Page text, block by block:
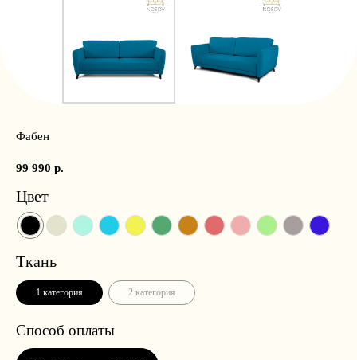
Фабен
99 990 р.
Цвет
Ткань
1 категория 2 категория